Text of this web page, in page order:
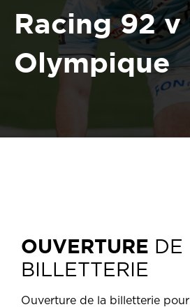
Racing 92 v
Olympique
OUVERTURE DE
BILLETTERIE
Ouverture de la billetterie